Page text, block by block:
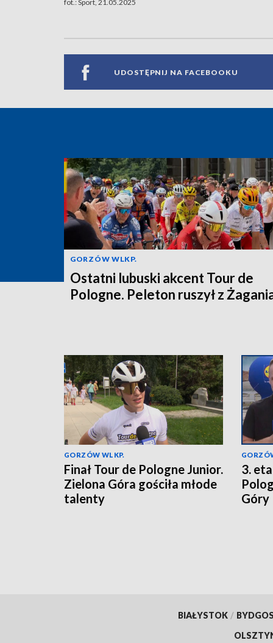
fot.: Sport, 21.05.2025
UDOSTĘPNIJ NA FACEBOOKU
GORZÓW WLKP.
Ostatni lubuski akcent Tour de
Pologne. Peleton ruszył z
GORZÓW WLKP.
Finał Tour de Pologne Junior.
Zielona Góra gościła młode
talenty
3.
Góry
BIAŁYSTOK /